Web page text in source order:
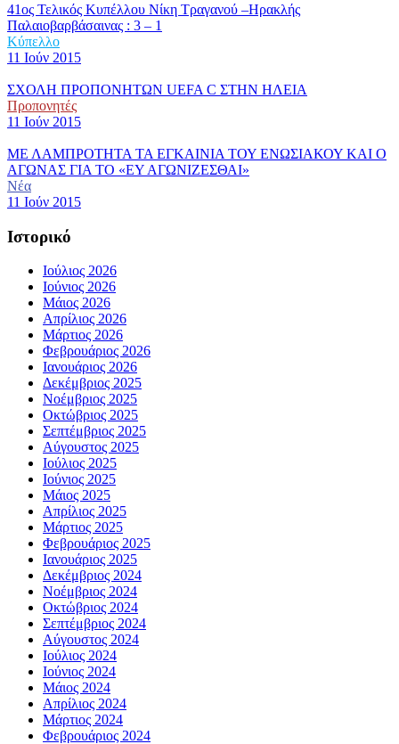
41ος Τελικός Κυπέλλου Νίκη Τραγανού –Ηρακλής
Παλαιοβαρβάσαινας : 3 – 1
Κύπελλο
11 Ιούν 2015
ΣΧΟΛΗ ΠΡΟΠΟΝΗΤΩΝ UEFA C ΣΤΗΝ ΗΛΕΙΑ
Προπονητές
11 Ιούν 2015
ΜΕ ΛΑΜΠΡΟΤΗΤΑ ΤΑ ΕΓΚΑΙΝΙΑ ΤΟΥ ΕΝΩΣΙΑΚΟΥ ΚΑΙ Ο
ΑΓΩΝΑΣ ΓΙΑ ΤΟ «ΕΥ ΑΓΩΝΙΖΕΣΘΑΙ»
Νέα
11 Ιούν 2015
Ιστορικό
Ιούλιος 2026
Ιούνιος 2026
Μάιος 2026
Απρίλιος 2026
Μάρτιος 2026
Φεβρουάριος 2026
Ιανουάριος 2026
Δεκέμβριος 2025
Νοέμβριος 2025
Οκτώβριος 2025
Σεπτέμβριος 2025
Αύγουστος 2025
Ιούλιος 2025
Ιούνιος 2025
Μάιος 2025
Απρίλιος 2025
Μάρτιος 2025
Φεβρουάριος 2025
Ιανουάριος 2025
Δεκέμβριος 2024
Νοέμβριος 2024
Οκτώβριος 2024
Σεπτέμβριος 2024
Αύγουστος 2024
Ιούλιος 2024
Ιούνιος 2024
Μάιος 2024
Απρίλιος 2024
Μάρτιος 2024
Φεβρουάριος 2024